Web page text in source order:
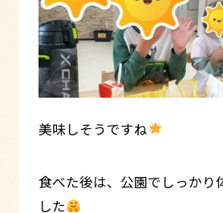
美味しそうですね
食べた後は、公園でしっかり
した